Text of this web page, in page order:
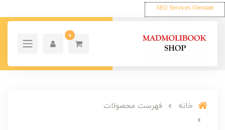
SEO Services Glendale
0
خانه فهرست محصولات